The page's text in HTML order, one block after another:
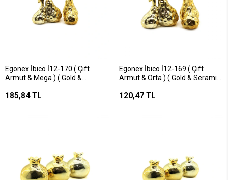
Egonex İbico İ12-170 ( Çift
Armut & Mega ) ( Gold &
Eşyası*6x12
185,84 TL
Egonex İbico İ12-169 ( Çift
Armut & Orta ) ( Gold & Seramik
Eşyası*12x12
120,47 TL